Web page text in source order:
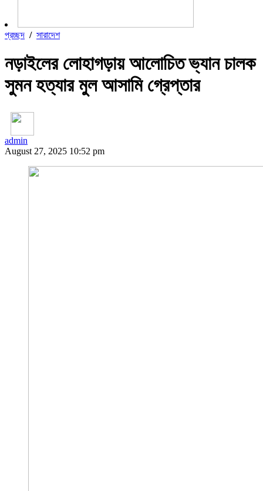
প্রচ্ছদ / সারাদেশ
নড়াইলের লোহাগড়ায় আলোচিত ভ্যান চালক
সুমন হত্যার মুল আসামি গ্রেপ্তার
admin
August 27, 2025 10:52 pm